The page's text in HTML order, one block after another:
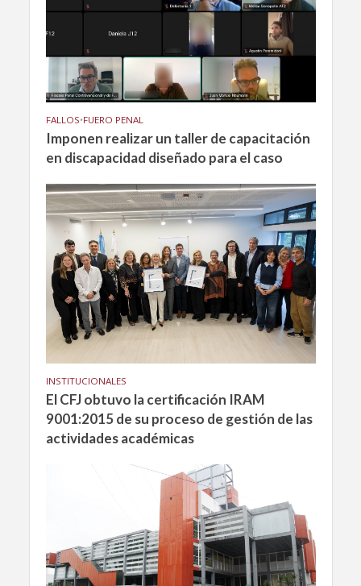
FALLOS•FUERO PENAL
Imponen realizar un taller de capacitación
en discapacidad diseñado para el caso
INSTITUCIONALES
El CFJ obtuvo la certificación IRAM
9001:2015 de su proceso de gestión de las
actividades académicas